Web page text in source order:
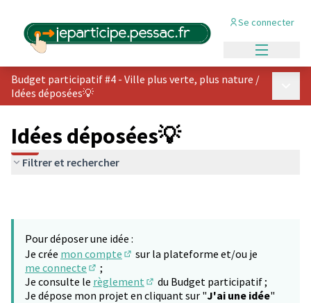
Se connecter
Budget participatif #4 - Ville plus verte, plus nature /
Idées déposées💡
Idées déposées💡
Filtrer et rechercher
Pour déposer une idée :
Je crée mon compte
(S'ouvre dans un nouvel onglet)
sur la plateforme et/ou je
me connecte
(S'ouvre dans un nouvel onglet)
;
Je consulte le règlement
(S'ouvre dans un nouvel onglet)
du Budget participatif ;
Je dépose mon projet en cliquant sur "J'ai une idée"